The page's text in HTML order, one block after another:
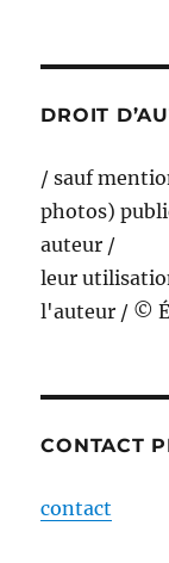
DROIT
/ sauf
photos)
auteur /
leur
l'auteur / ©
CONTACT
contact